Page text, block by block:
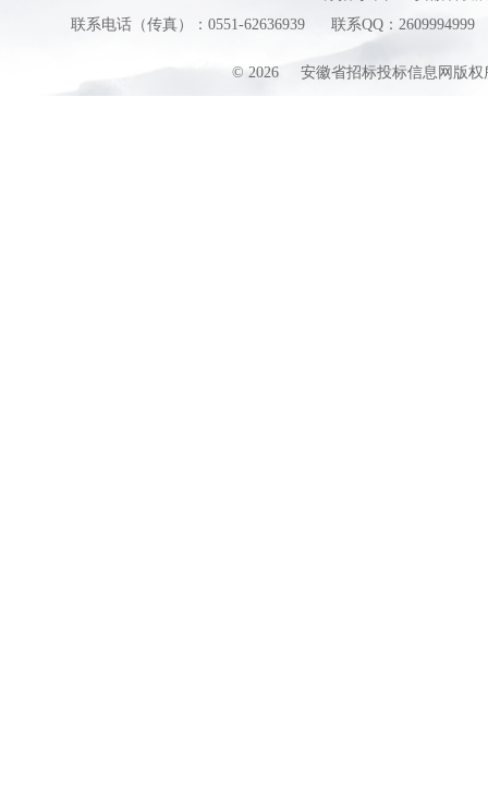
联系电话（传真）：0551-62636939
联系QQ：2609994999
© 2026 安徽省招标投标信息网版